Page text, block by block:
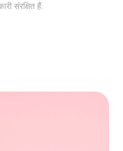
संरक्षित हैं.